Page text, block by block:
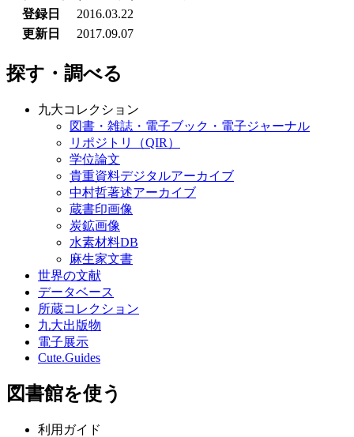
登録日
2016.03.22
更新日
2017.09.07
探す・調べる
九大コレクション
図書・雑誌・電子ブック・電子ジャーナル
リポジトリ（QIR）
学位論文
貴重資料デジタルアーカイブ
中村哲著述アーカイブ
蔵書印画像
炭鉱画像
水素材料DB
麻生家文書
世界の文献
データベース
所蔵コレクション
九大出版物
電子展示
Cute.Guides
図書館を使う
利用ガイド